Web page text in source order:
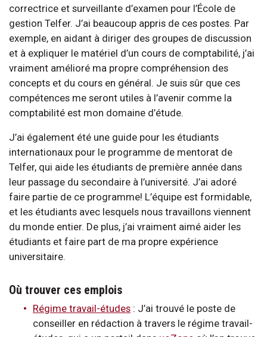
correctrice et surveillante d’examen pour l’École de
gestion Telfer. J’ai beaucoup appris de ces postes. Par
exemple, en aidant à diriger des groupes de discussion
et à expliquer le matériel d’un cours de comptabilité, j’ai
vraiment amélioré ma propre compréhension des
concepts et du cours en général. Je suis sûr que ces
compétences me seront utiles à l’avenir comme la
comptabilité est mon domaine d’étude.
J’ai également été une guide pour les étudiants
internationaux pour le programme de mentorat de
Telfer, qui aide les étudiants de première année dans
leur passage du secondaire à l’université. J’ai adoré
faire partie de ce programme! L’équipe est formidable,
et les étudiants avec lesquels nous travaillons viennent
du monde entier. De plus, j’ai vraiment aimé aider les
étudiants et faire part de ma propre expérience
universitaire.
Où trouver ces emplois
Régime travail-études : J’ai trouvé le poste de
conseiller en rédaction à travers le régime travail-